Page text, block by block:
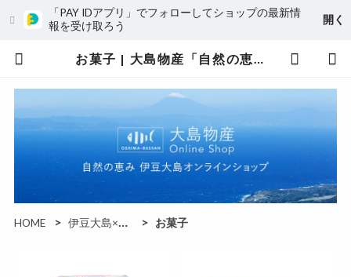
「PAY IDアプリ」でフォローしてショップの最新情
報を受け取ろう
開く
お菓子 | 大島物産「自然の恵み」伊豆大島オンラインショップ
HOME 伊豆大島×ゴジラ コラボ商品 お菓子